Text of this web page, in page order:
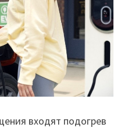
входят подогрев